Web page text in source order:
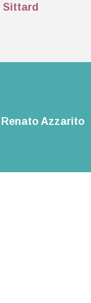
Sittard
Azzarito